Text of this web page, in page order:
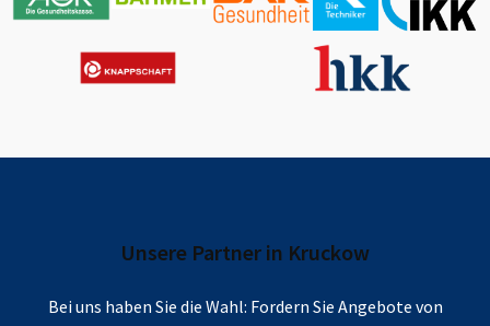
Unsere Partner in Kruckow
Bei uns haben Sie die Wahl: Fordern Sie Angebote von